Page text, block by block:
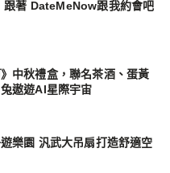
跟著 DateMeNow跟我約會吧
中秋禮盒，聯名茶酒、蛋黃
遨遊AI星際宇宙
樂園 汎武大吊扇打造舒適空